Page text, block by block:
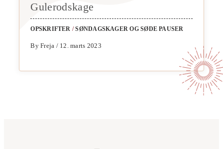
Gulerodskage
OPSKRIFTER /SØNDAGSKAGER OG SØDE PAUSER
By Freja / 12. marts 2023